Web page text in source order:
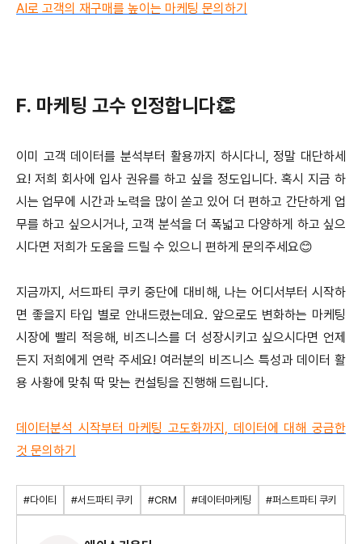
AI로 고객의 재구매를 높이는 마케팅 문의하기
F. 마케팅 고수 인정합니다👏
이미 고객 데이터를 분석부터 활용까지 하시다니, 정말 대단하세
요! 저희 회사에 입사 권유를 하고 싶을 정도입니다. 혹시 지금 하
시는 업무에 시간과 노력을 많이 쏟고 있어 더 편하고 간단하게 업
무를 하고 싶으시거나, 고객 분석을 더 폭넓고 다양하게 하고 싶으
시다면 저희가 도움을 드릴 수 있으니 편하게 문의주세요😊
지금까지, 서드파티 쿠키 중단에 대비해, 나는 어디서부터 시작하
면 좋을지 타입 별로 안내드렸는데요. 앞으로도 변화하는 마케팅
시장에 빨리 적응해, 비즈니스를 더 성장시키고 싶으시다면 언제
든지 저희에게 연락 주세요! 여러분의 비즈니스 특성과 데이터 활
용 사황에 맞춰 딱 맞는 컨설팅을 진행해 드립니다.
데이터분석 시작부터 마케팅 고도화까지, 데이터에 대해 궁금한
것 문의하기
#다이티 #서드파티 쿠키 #CRM #데이터마케팅 #퍼스트파티 쿠키